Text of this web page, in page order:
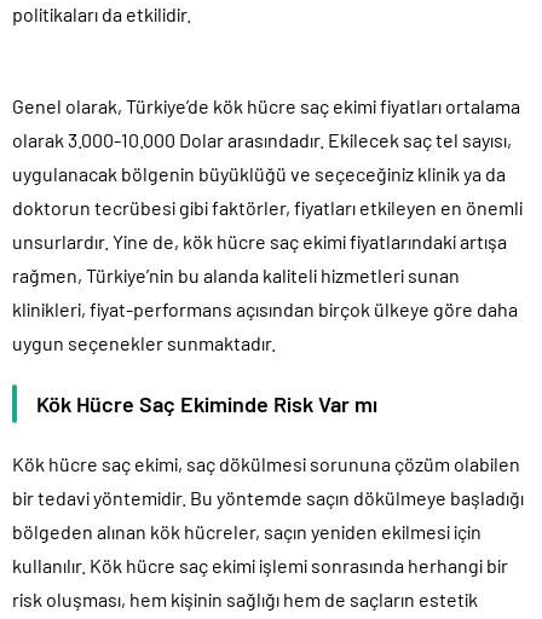
politikaları da etkilidir.
Genel olarak, Türkiye’de kök hücre saç ekimi fiyatları ortalama
olarak 3.000-10.000 Dolar arasındadır. Ekilecek saç tel sayısı,
uygulanacak bölgenin büyüklüğü ve seçeceğiniz klinik ya da
doktorun tecrübesi gibi faktörler, fiyatları etkileyen en önemli
unsurlardır. Yine de, kök hücre saç ekimi fiyatlarındaki artışa
rağmen, Türkiye’nin bu alanda kaliteli hizmetleri sunan
klinikleri, fiyat-performans açısından birçok ülkeye göre daha
uygun seçenekler sunmaktadır.
Kök Hücre Saç Ekiminde Risk Var mı
Kök hücre saç ekimi, saç dökülmesi sorununa çözüm olabilen
bir tedavi yöntemidir. Bu yöntemde saçın dökülmeye başladığı
bölgeden alınan kök hücreler, saçın yeniden ekilmesi için
kullanılır. Kök hücre saç ekimi işlemi sonrasında herhangi bir
risk oluşması, hem kişinin sağlığı hem de saçların estetik